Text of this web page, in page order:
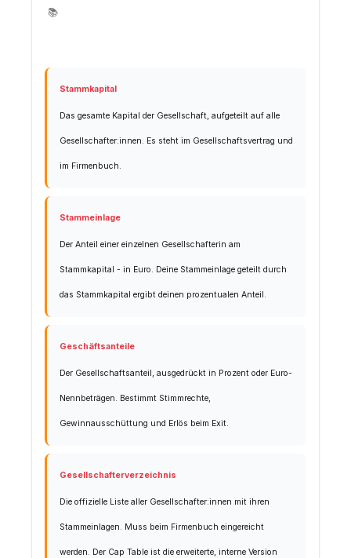
📚
Stammkapital
Das gesamte Kapital der Gesellschaft, aufgeteilt auf alle
Gesellschafter:innen. Es steht im Gesellschaftsvertrag und
im Firmenbuch.
Stammeinlage
Der Anteil einer einzelnen Gesellschafterin am
Stammkapital - in Euro. Deine Stammeinlage geteilt durch
das Stammkapital ergibt deinen prozentualen Anteil.
Geschäftsanteile
Der Gesellschaftsanteil, ausgedrückt in Prozent oder Euro-
Nennbeträgen. Bestimmt Stimmrechte,
Gewinnausschüttung und Erlös beim Exit.
Gesellschafterverzeichnis
Die offizielle Liste aller Gesellschafter:innen mit ihren
Stammeinlagen. Muss beim Firmenbuch eingereicht
werden. Der Cap Table ist die erweiterte, interne Version